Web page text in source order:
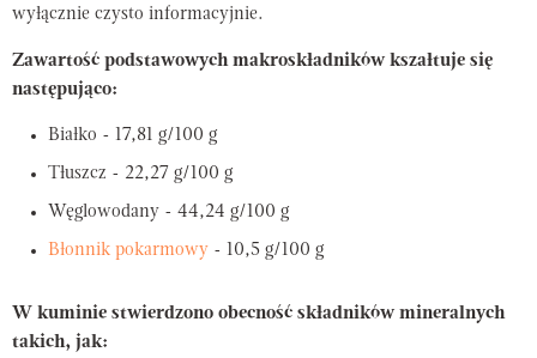
wyłącznie czysto informacyjnie.
Zawartość podstawowych makroskładników kszałtuje się
następująco:
Białko - 17,81 g/100 g
Tłuszcz - 22,27 g/100 g
Węglowodany - 44,24 g/100 g
Błonnik pokarmowy - 10,5 g/100 g
W kuminie stwierdzono obecność składników mineralnych
takich, jak: